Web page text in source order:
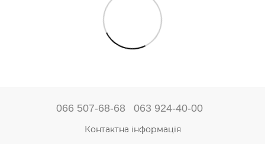
066 507-68-68 063 924-40-00
Контактна інформація